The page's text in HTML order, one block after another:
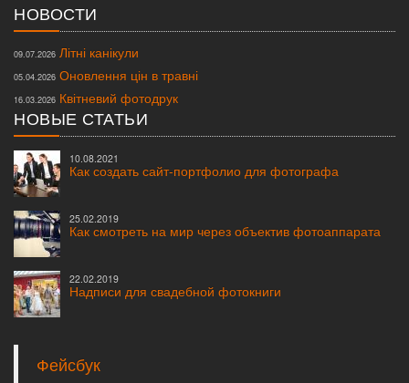
НОВОСТИ
09.07.2026 Літні канікули
05.04.2026 Оновлення цін в травні
16.03.2026 Квітневий фотодрук
НОВЫЕ СТАТЬИ
10.08.2021
Как создать сайт-портфолио для фотографа
25.02.2019
Как смотреть на мир через объектив фотоаппарата
22.02.2019
Надписи для свадебной фотокниги
Фейсбук